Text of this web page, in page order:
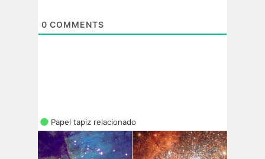
0 COMMENTS
Papel tapiz relacionado